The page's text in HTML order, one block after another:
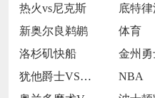
热火vs尼克斯
底特
新奥尔良鹈鹕
体育
洛杉矶快船
金州勇
犹他爵士VS明尼苏达森林狼
NBA